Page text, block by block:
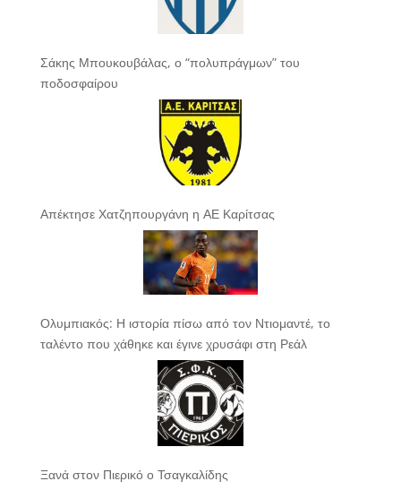
Σάκης Μπουκουβάλας, ο “πολυπράγμων” του
ποδοσφαίρου
Απέκτησε Χατζηπουργάνη η ΑΕ Καρίτσας
Ολυμπιακός: Η ιστορία πίσω από τον Ντιομαντέ, το
ταλέντο που χάθηκε και έγινε χρυσάφι στη Ρεάλ
Ξανά στον Πιερικό ο Τσαγκαλίδης